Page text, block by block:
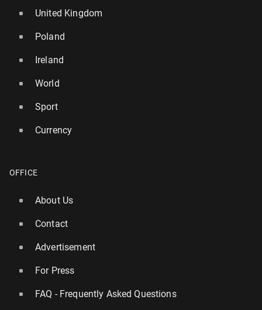
United Kingdom
Poland
Ireland
World
Sport
Currency
OFFICE
About Us
Contact
Advertisement
For Press
FAQ - Frequently Asked Questions